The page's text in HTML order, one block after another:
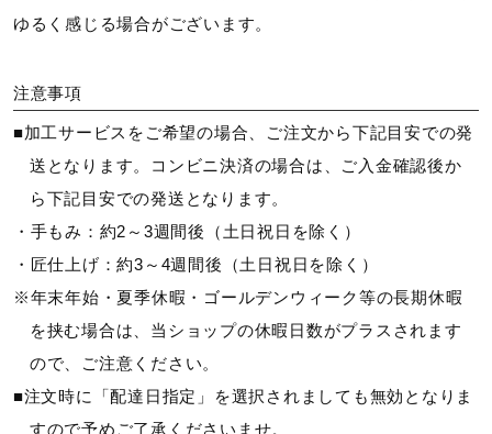
ゆるく感じる場合がございます。
注意事項
■加工サービスをご希望の場合、ご注文から下記目安での発
送となります。コンビニ決済の場合は、ご入金確認後か
ら下記目安での発送となります。
・手もみ：約2～3週間後（土日祝日を除く）
・匠仕上げ：約3～4週間後（土日祝日を除く）
※年末年始・夏季休暇・ゴールデンウィーク等の長期休暇
を挟む場合は、当ショップの休暇日数がプラスされます
ので、ご注意ください。
■注文時に「配達日指定」を選択されましても無効となりま
すので予めご了承くださいませ。